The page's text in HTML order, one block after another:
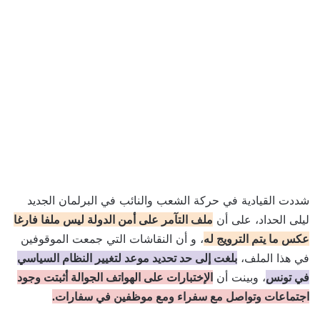
شددت القيادية في حركة الشعب والنائب في البرلمان الجديد
ليلى الحداد، على أن ملف التآمر على أمن الدولة ليس ملفا فارغا
عكس ما يتم الترويج له، و أن النقاشات التي جمعت الموقوفين
في هذا الملف، بلغت إلى حد تحديد موعد لتغيير النظام السياسي
في تونس، وبينت أن الإختبارات على الهواتف الجوالة أثبتت وجود
اجتماعات وتواصل مع سفراء ومع موظفين في سفارات.